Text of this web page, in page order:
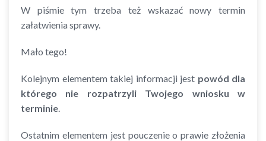
W piśmie tym trzeba też wskazać nowy termin
załatwienia sprawy.
Mało tego!
Kolejnym elementem takiej informacji jest powód dla
którego nie rozpatrzyli Twojego wniosku w
terminie
Ostatnim elementem jest pouczenie o prawie złożenia